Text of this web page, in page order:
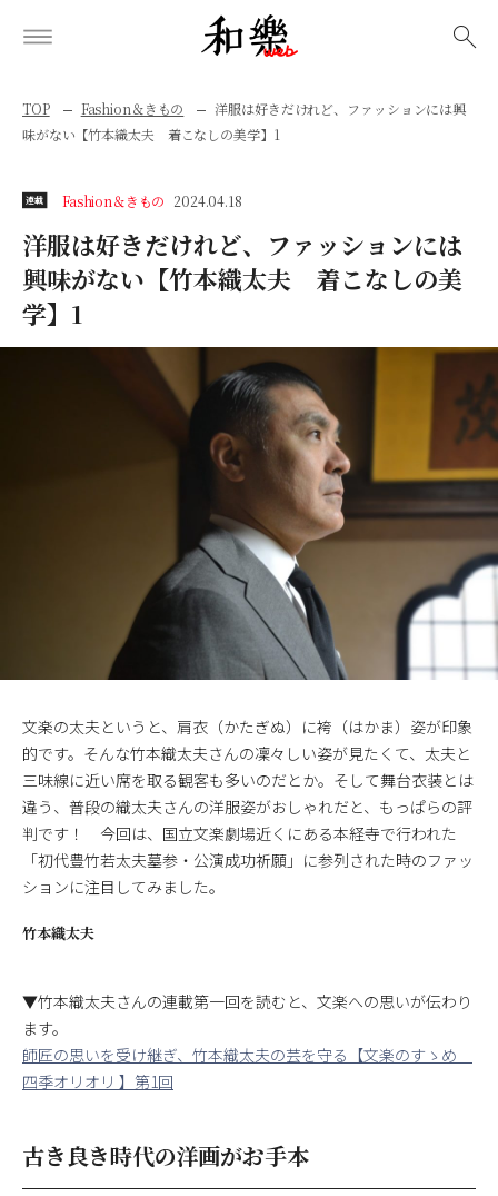
TOP Fashion＆きもの
洋服は好きだけれど、ファッションには興
味がない【竹本織太夫 着こなしの美学】1
連載 Fashion＆きもの 2024.04.18
洋服は好きだけれど、ファッションには
興味がない【竹本織太夫 着こなしの美
学】1
文楽の太夫というと、肩衣（かたぎぬ）に袴（はかま）姿が印象
的です。そんな竹本織太夫さんの凜々しい姿が見たくて、太夫と
三味線に近い席を取る観客も多いのだとか。そして舞台衣装とは
違う、普段の織太夫さんの洋服姿がおしゃれだと、もっぱらの評
判です！ 今回は、国立文楽劇場近くにある本経寺で行われた
「初代豊竹若太夫墓参・公演成功祈願」に参列された時のファッ
ションに注目してみました。
竹本織太夫
▼竹本織太夫さんの連載第一回を読むと、文楽への思いが伝わり
ます。
師匠の思いを受け継ぎ、竹本織太夫の芸を守る【文楽のすゝめ
四季オリオリ 】第1回
古き良き時代の洋画がお手本